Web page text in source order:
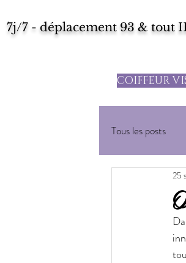
7j/7 - déplacement 93 & tout
COIFFEUR
Tous les posts
25